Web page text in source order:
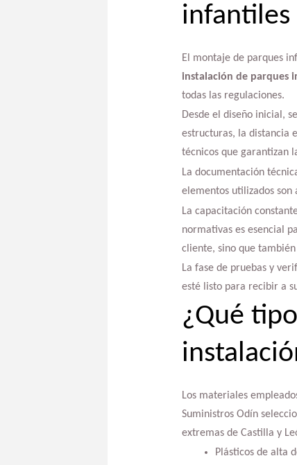
infantiles
El montaje de parques
instalación de parques
todas las regulaciones.
Desde el diseño inicial,
estructuras, la distancia
técnicos que garantizan
La documentación
elementos utilizados son
La capacitación
normativas es esencial
cliente, sino que
La fase de pruebas y
esté listo para recibir a
¿Qué
Los materiales
Suministros Odín
extremas de Castilla y
Plásticos de alta